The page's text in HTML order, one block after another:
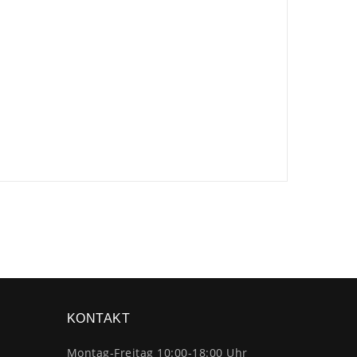
KONTAKT
Montag-Freitag 10:00-18:00 Uhr